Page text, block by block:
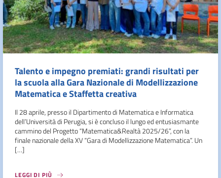
Talento e impegno premiati: grandi risultati per
la scuola alla Gara Nazionale di Modellizzazione
Matematica e Staffetta creativa
Il 28 aprile, presso il Dipartimento di Matematica e Informatica
dell’Università di Perugia, si è concluso il lungo ed entusiasmante
cammino del Progetto “Matematica&Realtà 2025/26”, con la
finale nazionale della XV “Gara di Modellizzazione Matematica”. Un
[…]
LEGGI DI PIÙ